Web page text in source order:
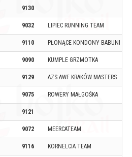
9130
9032 LIPIEC RUNNING TEAM
9110 PŁONĄCE KONDONY BABUNI
9090 KUMPLE GRZMOTKA
9129 AZS AWF KRAKÓW MASTERS
9075 ROWERY MAŁGOŚKA
9121
9072 MEERCATEAM
9116 KORNELCIA TEAM